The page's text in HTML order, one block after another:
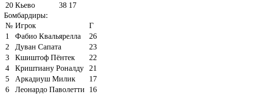
20 Кьево 38 17
Бомбардиры:
№ Игрок
Г
1
Фабио Квальярелла
26
2
Дуван Сапата
23
3
Кшиштоф Пёнтек
22
4
Криштиану Роналду
21
5
Аркадиуш Милик
17
6
Леонардо Паволетти
16